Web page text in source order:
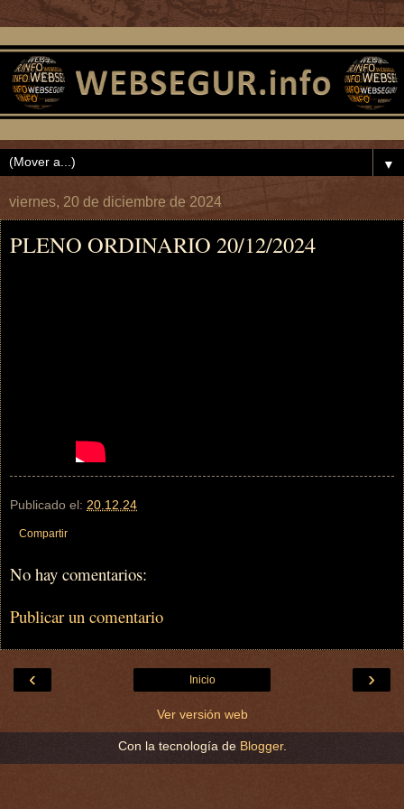
▼
viernes, 20 de diciembre de 2024
PLENO ORDINARIO 20/12/2024
Publicado el: 20.12.24
Compartir
No hay comentarios:
Publicar un comentario
‹ ›
Inicio
Ver versión web
Con la tecnología de Blogger.